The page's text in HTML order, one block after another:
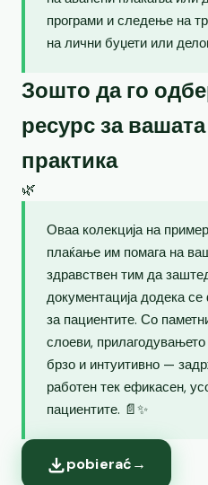
програми и следење на
на лични буџети или
Зошто да го
ресурс за
практика
🌿
Оваа колекција на
плаќање им помага на
здравствен тим да
документација додека
за пациентите. Со
слоеви,
брзо и интуитивно —
работен тек ефикасен,
пациентите. 📄✨
pobierać→